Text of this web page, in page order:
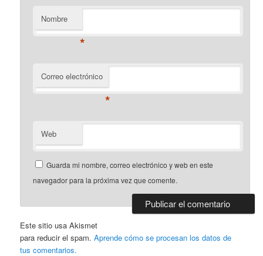
Nombre
*
Correo electrónico
*
Web
Guarda mi nombre, correo electrónico y web en este
navegador para la próxima vez que comente.
Este sitio usa Akismet
para reducir el spam.Aprende cómo se procesan los datos de
tus comentarios.